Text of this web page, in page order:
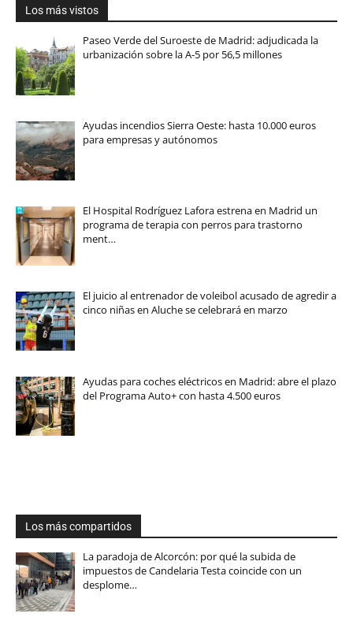
Los más vistos
Paseo Verde del Suroeste de Madrid: adjudicada la
urbanización sobre la A-5 por 56,5 millones
Ayudas incendios Sierra Oeste: hasta 10.000 euros
para empresas y autónomos
El Hospital Rodríguez Lafora estrena en Madrid un
programa de terapia con perros para trastorno
ment…
El juicio al entrenador de voleibol acusado de agredir a
cinco niñas en Aluche se celebrará en marzo
Ayudas para coches eléctricos en Madrid: abre el plazo
del Programa Auto+ con hasta 4.500 euros
Los más compartidos
La paradoja de Alcorcón: por qué la subida de
impuestos de Candelaria Testa coincide con un
desplome…